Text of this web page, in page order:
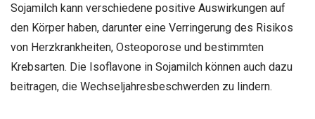
Sojamilch kann verschiedene positive Auswirkungen auf
den Körper haben, darunter eine Verringerung des Risikos
von Herzkrankheiten, Osteoporose und bestimmten
Krebsarten. Die Isoflavone in Sojamilch können auch dazu
beitragen, die Wechseljahresbeschwerden zu lindern.